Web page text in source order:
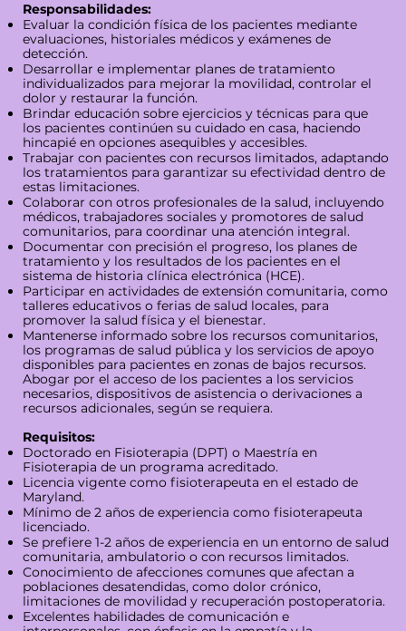
Responsabilidades:
Evaluar la condición física de los pacientes mediante
evaluaciones, historiales médicos y exámenes de
detección.
Desarrollar e implementar planes de tratamiento
individualizados para mejorar la movilidad, controlar el
dolor y restaurar la función.
Brindar educación sobre ejercicios y técnicas para que
los pacientes continúen su cuidado en casa, haciendo
hincapié en opciones asequibles y accesibles.
Trabajar con pacientes con recursos limitados, adaptando
los tratamientos para garantizar su efectividad dentro de
estas limitaciones.
Colaborar con otros profesionales de la salud, incluyendo
médicos, trabajadores sociales y promotores de salud
comunitarios, para coordinar una atención integral.
Documentar con precisión el progreso, los planes de
tratamiento y los resultados de los pacientes en el
sistema de historia clínica electrónica (HCE).
Participar en actividades de extensión comunitaria, como
talleres educativos o ferias de salud locales, para
promover la salud física y el bienestar.
Mantenerse informado sobre los recursos comunitarios,
los programas de salud pública y los servicios de apoyo
disponibles para pacientes en zonas de bajos recursos.
Abogar por el acceso de los pacientes a los servicios
necesarios, dispositivos de asistencia o derivaciones a
recursos adicionales, según se requiera.
Requisitos:
Doctorado en Fisioterapia (DPT) o Maestría en
Fisioterapia de un programa acreditado.
Licencia vigente como fisioterapeuta en el estado de
Maryland.
Mínimo de 2 años de experiencia como fisioterapeuta
licenciado.
Se prefiere 1-2 años de experiencia en un entorno de salud
comunitaria, ambulatorio o con recursos limitados.
Conocimiento de afecciones comunes que afectan a
poblaciones desatendidas, como dolor crónico,
limitaciones de movilidad y recuperación postoperatoria.
Excelentes habilidades de comunicación e